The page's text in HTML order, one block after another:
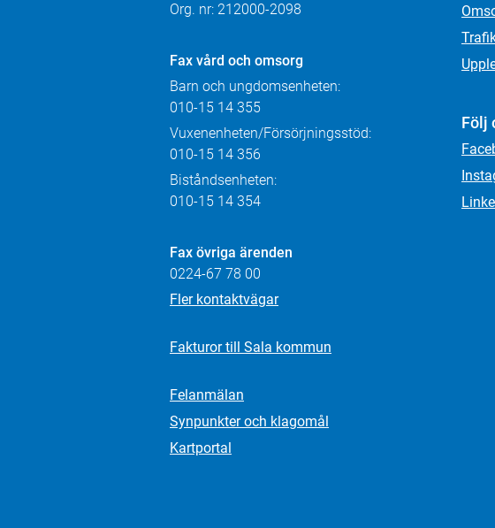
Org. nr: 212000-2098
Fax vård och omsorg
Barn och ungdomsenheten:
010-15 14 355
Vuxenenheten/Försörjningsstöd:
010-15 14 356
Biståndsenheten:
010-15 14 354
Fax övriga ärenden
0224-67 78 00
Fler kontaktvägar
Fakturor till Sala kommun
Felanmälan
Synpunkter och klagomål
Kartportal
Följ